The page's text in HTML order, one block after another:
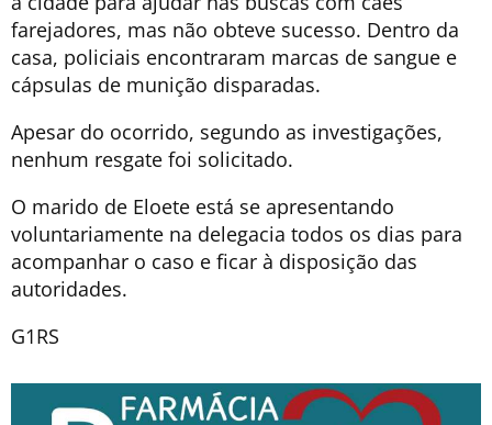
farejadores, mas não obteve sucesso. Dentro da
casa, policiais encontraram marcas de sangue e
cápsulas de munição disparadas.
Apesar do ocorrido, segundo as investigações,
nenhum resgate foi solicitado.
O marido de Eloete está se apresentando
voluntariamente na delegacia todos os dias para
acompanhar o caso e ficar à disposição das
autoridades.
G1RS